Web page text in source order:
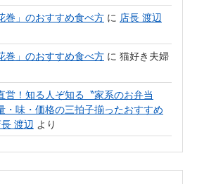
巻」のおすすめ食べ方 に 店長 渡辺
巻」のおすすめ食べ方 に 猫好き夫婦
営！知る人ぞ知る〝家系のお弁当
・味・価格の三拍子揃ったおすすめ
長 渡辺 より